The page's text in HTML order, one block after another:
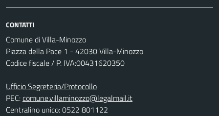
CONTATTI
Comune di Villa-Minozzo
Piazza della Pace 1 - 42030 Villa-Minozzo
Codice fiscale / P. IVA:00431620350
Ufficio Segreteria/Protocollo
PEC:comune.villaminozzo@legalmail.it
Centralino unico: 0522 801122